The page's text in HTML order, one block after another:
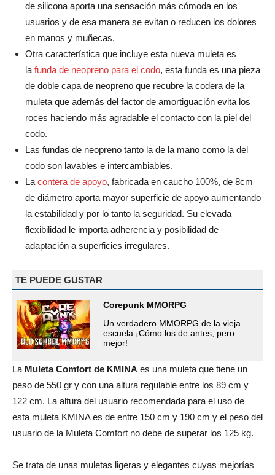
de silicona aporta una sensación más cómoda en los
usuarios y de esa manera se evitan o reducen los dolores
en manos y muñecas.
Otra característica que incluye esta nueva muleta es
lafunda de neopreno para el codo, esta funda es una pieza
de doble capa de neopreno que recubre la codera de la
muleta que además del factor de amortiguación evita los
roces haciendo más agradable el contacto con la piel del
codo.
Las fundas de neopreno tanto la de la mano como la del
codo son lavables e intercambiables.
Lacontera de apoyo, fabricada en caucho 100%, de 8cm
de diámetro aporta mayor superficie de apoyo aumentando
la estabilidad y por lo tanto la seguridad. Su elevada
flexibilidad le importa adherencia y posibilidad de
adaptación a superficies irregulares.
TE PUEDE GUSTAR
Corepunk MMORPG
Un verdadero MMORPG de la vieja
escuela ¡Cómo los de antes, pero
mejor!
La Muleta Comfort de KMINA es una muleta que tiene un
peso de 550 gr y con una altura regulable entre los 89 cm y
122 cm. La altura del usuario recomendada para el uso de
esta muleta KMINA es de entre 150 cm y 190 cm y el peso del
usuario de la Muleta Comfort no debe de superar los 125 kg.
Se trata de unas muletas ligeras y elegantes cuyas mejorías